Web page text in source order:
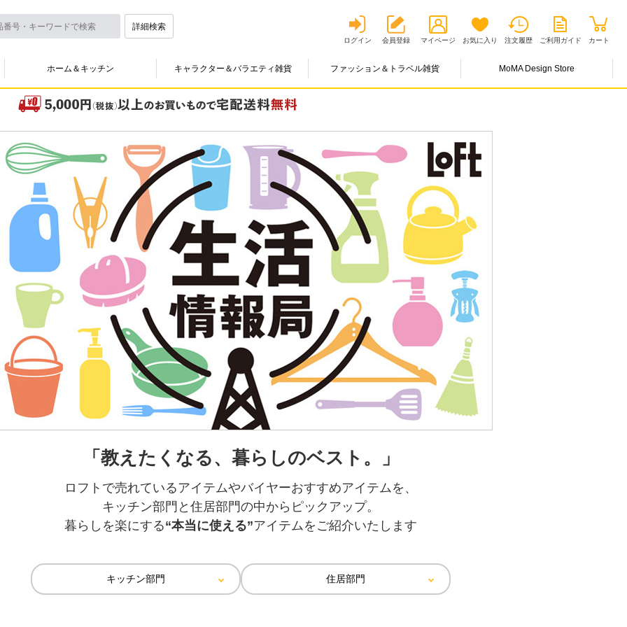
詳細検索
ログイン 会員登録 マイページ お気に入り 注文履歴 ご利用ガイド カート
ホーム＆キッチン キャラクター＆バラエティ雑貨 ファッション＆トラベル雑貨 MoMA Design Store
「教えたくなる、暮らしのベスト。」
ロフトで売れているアイテムやバイヤーおすすめアイテムを、
キッチン部門と住居部門の中からピックアップ。
暮らしを楽にする“本当に使える”アイテムをご紹介いたします
キッチン部門 住居部門